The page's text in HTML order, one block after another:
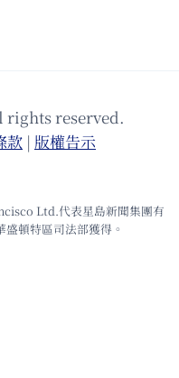
rights reserved.
款 | 版權告⽰
Ltd.代表星島新聞集團有
頓特區司法部獲得。